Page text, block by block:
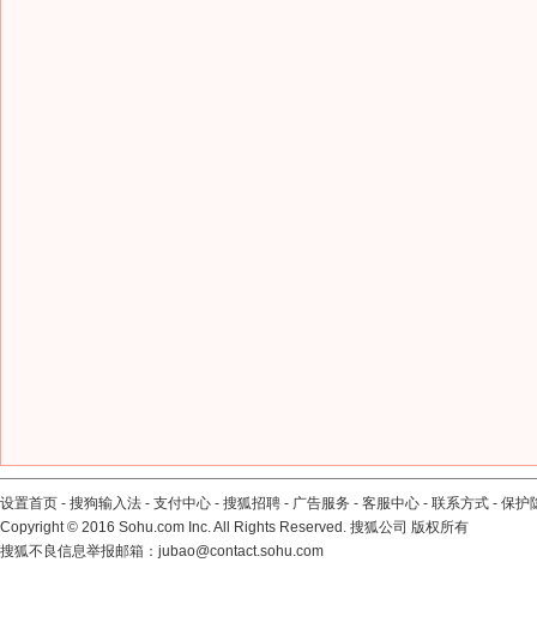
设置首页 - 搜狗输入法 - 支付中心 - 搜狐招聘 - 广告服务 - 客服中心 - 联系方式 - 保护
Copyright© 2016 Sohu.com Inc. All Rights Reserved. 搜狐公司 版权所有
搜狐不良信息举报邮箱： jubao@contact.sohu.com